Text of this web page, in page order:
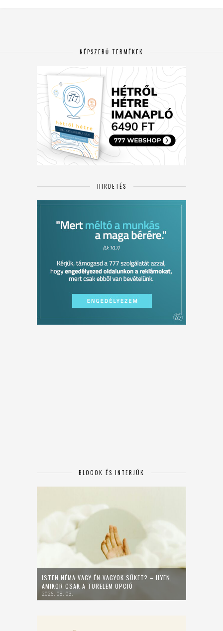
NÉPSZERŰ TERMÉKEK
HIRDETÉS
BLOGOK ÉS INTERJÚK
ISTEN NÉMA VAGY ÉN VAGYOK SÜKET? – ILYEN,
AMIKOR CSAK A TÜRELEM OPCIÓ
2026. 08. 03.